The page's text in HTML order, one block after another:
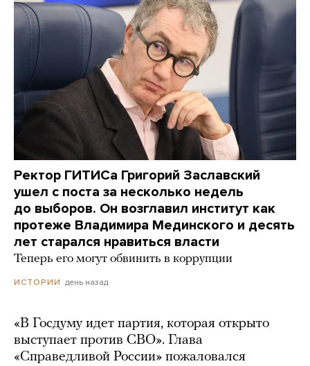
Ректор ГИТИСа Григорий Заславский
ушел с поста за несколько недель
до выборов. Он возглавил институт как
протеже Владимира Мединского и десять
лет старался нравиться власти
Теперь его могут обвинить в коррупции
ИСТОРИИ день назад
«В Госдуму идет партия, которая открыто
выступает против СВО». Глава
«Справедливой России» пожаловался